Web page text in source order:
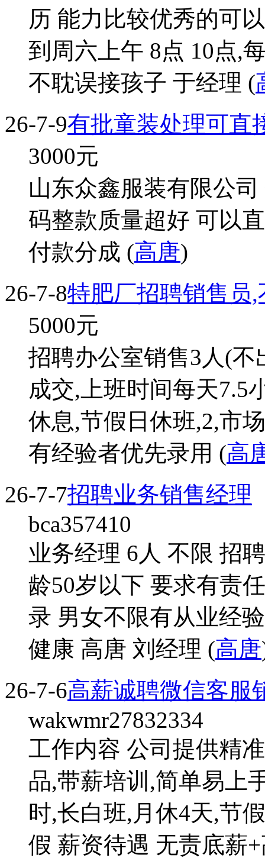
历 能力比较优秀的可
到周六上午 8点 10点,
不耽误接孩子 于经理 (
26-7-9有批童装处理可直
3000元
山东众鑫服装有限公
码整款质量超好 可以
付款分成 (高唐)
26-7-8特肥厂招聘销售员
5000元
招聘办公室销售3人(
成交,上班时间每天7.5
休息,节假日休班,2,市
有经验者优先录用 (高
26-7-7招聘业务销售经理
bca357410
业务经理 6人 不限 招
龄50岁以下 要求有责
录 男女不限有从业经
健康 高唐 刘经理 (高唐
26-7-6高薪诚聘微信客服
wakwmr27832334
工作内容 公司提供精
品,带薪培训,简单易上
时,长白班,月休4天,节
假 薪资待遇 无责底薪